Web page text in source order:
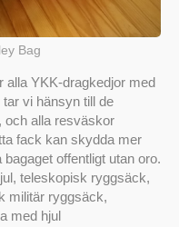
Bag
alla YKK-dragkedjor med
vi hänsyn till de
och alla resväskor
fack kan skydda mer
offentligt utan oro.
teleskopisk ryggsäck,
militär ryggsäck,
med hjul